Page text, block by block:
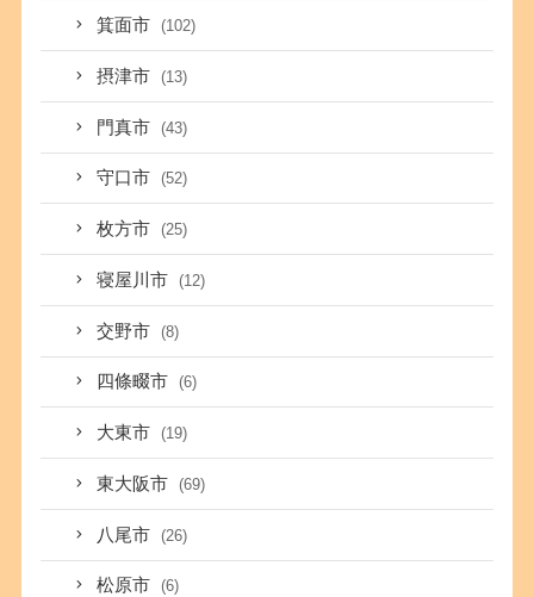
箕面市 (102)
摂津市 (13)
門真市 (43)
守口市 (52)
枚方市 (25)
寝屋川市 (12)
交野市 (8)
四條畷市 (6)
大東市 (19)
東大阪市 (69)
八尾市 (26)
松原市 (6)